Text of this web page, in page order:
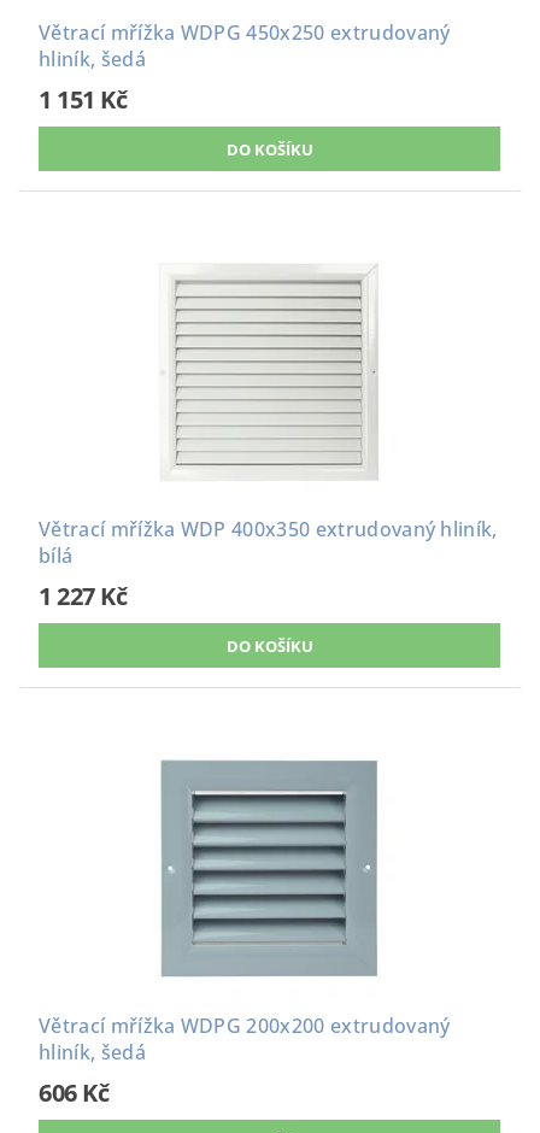
Větrací mřížka WDPG 450x250 extrudovaný
hliník, šedá
1 151 Kč
Větrací mřížka WDP 400x350 extrudovaný hliník,
bílá
1 227 Kč
Větrací mřížka WDPG 200x200 extrudovaný
hliník, šedá
606 Kč